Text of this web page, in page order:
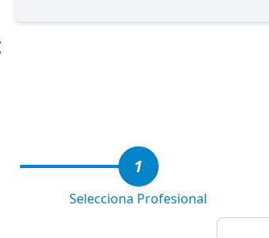
1
Selecciona Profesional